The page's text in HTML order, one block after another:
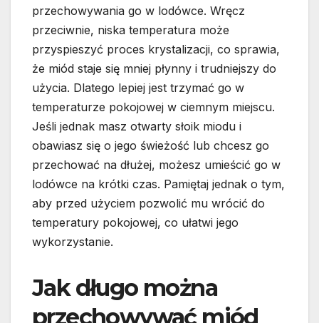
przechowywania go w lodówce. Wręcz
przeciwnie, niska temperatura może
przyspieszyć proces krystalizacji, co sprawia,
że miód staje się mniej płynny i trudniejszy do
użycia. Dlatego lepiej jest trzymać go w
temperaturze pokojowej w ciemnym miejscu.
Jeśli jednak masz otwarty słoik miodu i
obawiasz się o jego świeżość lub chcesz go
przechować na dłużej, możesz umieścić go w
lodówce na krótki czas. Pamiętaj jednak o tym,
aby przed użyciem pozwolić mu wrócić do
temperatury pokojowej, co ułatwi jego
wykorzystanie.
Jak długo można
przechowywać miód